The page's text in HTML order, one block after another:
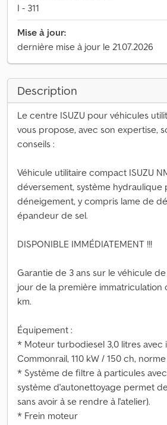
I - 311
Mise à jour:
dernière mise à jour le 21.07.2026
Description
Le centre ISUZU pour véhicules
vous propose, avec son expertise,
conseils :
Véhicule utilitaire compact ISUZU
déversement, système hydraulique
déneigement, y compris lame de
épandeur de sel.
DISPONIBLE IMMÉDIATEMENT !!!
Garantie de 3 ans sur le véhicule
jour de la première immatriculation
km.
Équipement :
* Moteur turbodiesel 3,0 litres
Commonrail, 110 kW / 150 ch, norme
* Système de filtre à particules
système d'autonettoyage permet
sans avoir à se rendre à l'atelier).
* Frein moteur